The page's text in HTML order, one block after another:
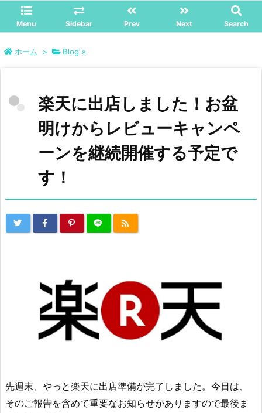
Menu Sidebar Prev Next Search
ホーム > Blog’ｓ
楽天に出店しました！お盆
明けからレビューキャンペ
ーンを継続開催する予定で
す！
先週末、やっと楽天に出店準備が完了しました。今日は、
そのご報告を含めて重要なお知らせがありますので最後ま